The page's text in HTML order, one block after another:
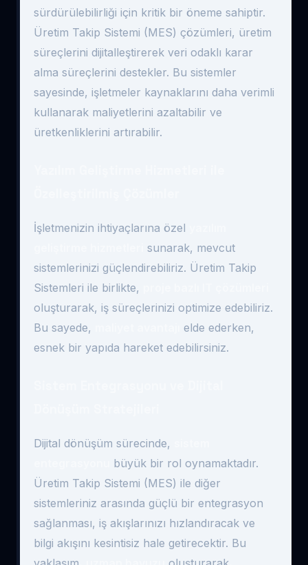
sürdürülebilirliği için kritik bir öneme sahiptir.
Üretim Takip Sistemi (MES) çözümleri, üretim
süreçlerini dijitalleştirerek veri odaklı karar
alma süreçlerini destekler. Bu sistemler
sayesinde, işletmeler kaynaklarını daha verimli
kullanarak maliyetlerini azaltabilir ve
üretkenliklerini artırabilir.
İşletmenizin ihtiyaçlarına özel
sunarak, mevcut
sistemlerinizi güçlendirebiliriz. Üretim Takip
Sistemleri ile birlikte,
oluşturarak, iş süreçlerinizi optimize edebiliriz.
Bu sayede,
elde ederken,
esnek bir yapıda hareket edebilirsiniz.
Dijital dönüşüm sürecinde,
büyük bir rol oynamaktadır.
Üretim Takip Sistemi (MES) ile diğer
sistemleriniz arasında güçlü bir entegrasyon
sağlanması, iş akışlarınızı hızlandıracak ve
bilgi akışını kesintisiz hale getirecektir. Bu